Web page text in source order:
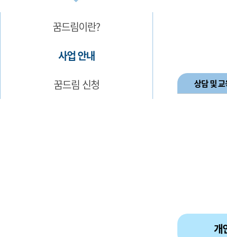
꿈드림이란?
사업 안내
꿈드림 신청
상담 및
개